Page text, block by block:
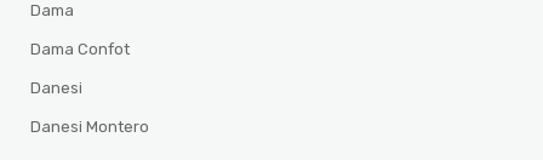
Dama
Dama Confot
Danesi
Danesi Montero